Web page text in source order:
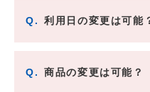
Q. 利用日の変更は可能
Q. 商品の変更は可能？